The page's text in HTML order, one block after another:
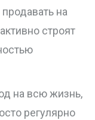
на
строят
на всю жизнь,
регулярно